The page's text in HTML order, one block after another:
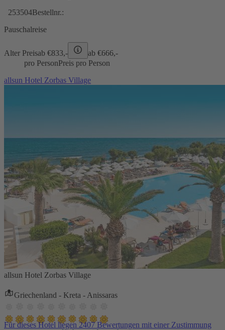
253504Bestellnr.:
Pauschalreise
Alter Preisab €833,- ab €666,-
pro PersonPreis pro Person
allsun Hotel Zorbas Village
allsun Hotel Zorbas Village
Griechenland - Kreta - Anissaras
Für dieses Hotel liegen 2407 Bewertungen mit einer Zustimmung